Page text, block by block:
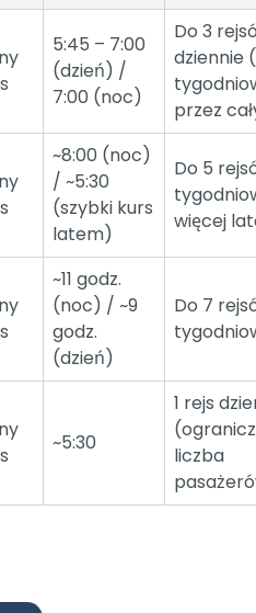
5:45 – 7:00
(dzień) /
7:00 (noc)
Do 3
dziennie
przez
~8:00 (noc)
/ ~5:30
(szybki kurs
latem)
Do 5
więcej
~11 godz.
(noc) / ~9
godz.
(dzień)
Do 7
~5:30
1 rejs
liczba